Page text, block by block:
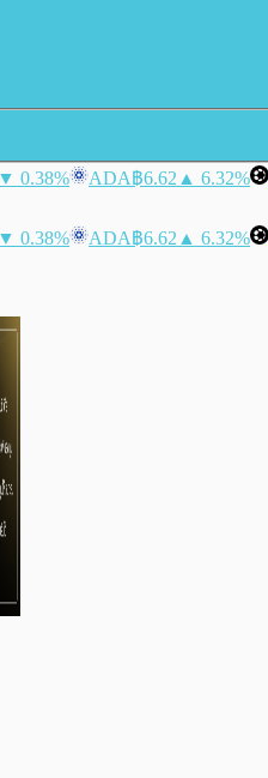
▼ 0.38% ADA฿6.62 ▲ 6.32%
▼ 0.38% ADA฿6.62 ▲ 6.32%